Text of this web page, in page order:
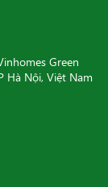
Green
Hà Nội, Việt Nam